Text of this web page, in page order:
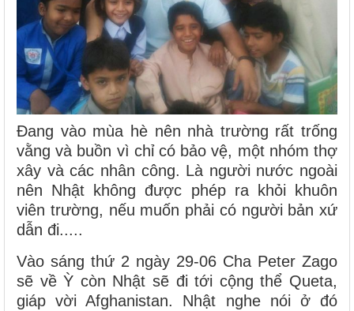
Đang vào mùa hè nên nhà trường rất trống
vằng và buồn vì chỉ có bảo vệ, một nhóm thợ
xây và các nhân công. Là người nước ngoài
nên Nhật không được phép ra khỏi khuôn
viên trường, nếu muốn phải có người bản xứ
dẫn đi.....
Vào sáng thứ 2 ngày 29-06 Cha Peter Zago
sẽ về Ỳ còn Nhật sẽ đi tới cộng thể Queta,
giáp vời Afghanistan. Nhật nghe nói ở đó